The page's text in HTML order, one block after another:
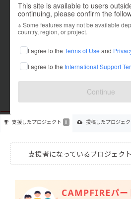
This site is available to users
continuing, please confirm the
※ Some features may not be available
country, region, or project.
I agree to the Terms of Use and
I agree to the International Support
Continue
sago yuto
これまでに1件のプロジェクトを投稿し
在住国：日本 現在地：東京都
出身国：日本 出身地：千葉県
支援したプロジェクト 0 投稿したプロジェ
支援者になっているプロジェク